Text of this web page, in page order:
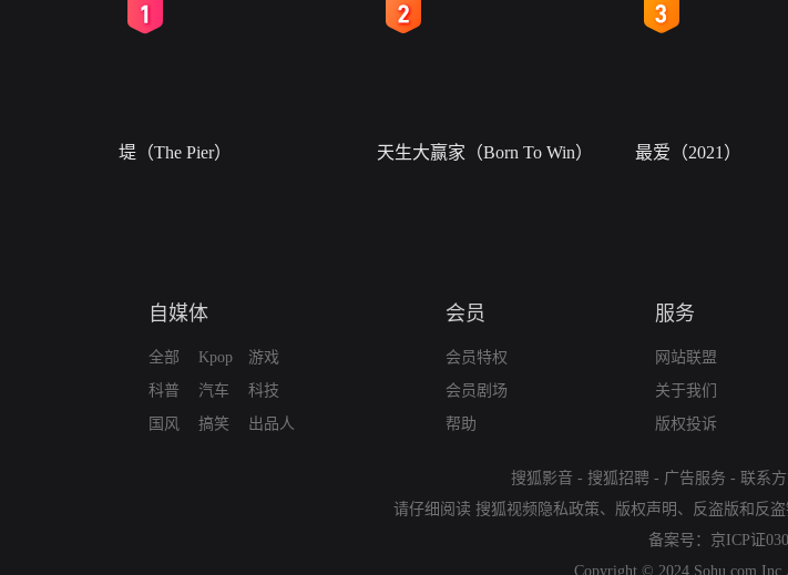
堤（The Pier） 天生大赢家（Born To Win） 最爱（2021）
自媒体
全部
科普
国风
Kpop
汽车
搞笑
游戏
科技
出品人
会员
会员特权
会员剧场
帮助
服务
网站联盟
关于我们
版权投诉
搜狐影音 - 搜狐招聘 - 广告服务 - 联系
请仔细阅读 搜狐视频隐私政策、 版权声明 、 反盗版和反
备案号： 京ICP证
Copyright © 2024 Sohu.com